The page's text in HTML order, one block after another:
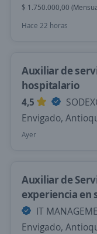
$ 1.750.000,00
Hace 22 horas
Auxiliar de
hospitalario
4,5
Envigado,
Ayer
Auxiliar de
experiencia en
IT
Envigado,